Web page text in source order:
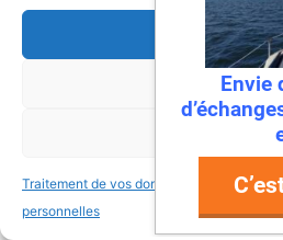
Accepter
Refuser
Voir les
Traitement de vos données
personnelles
Comparaison entre le
Merci si tu as les infos.
Bonne continuation
Ronan
17 novembre 2023
Envie